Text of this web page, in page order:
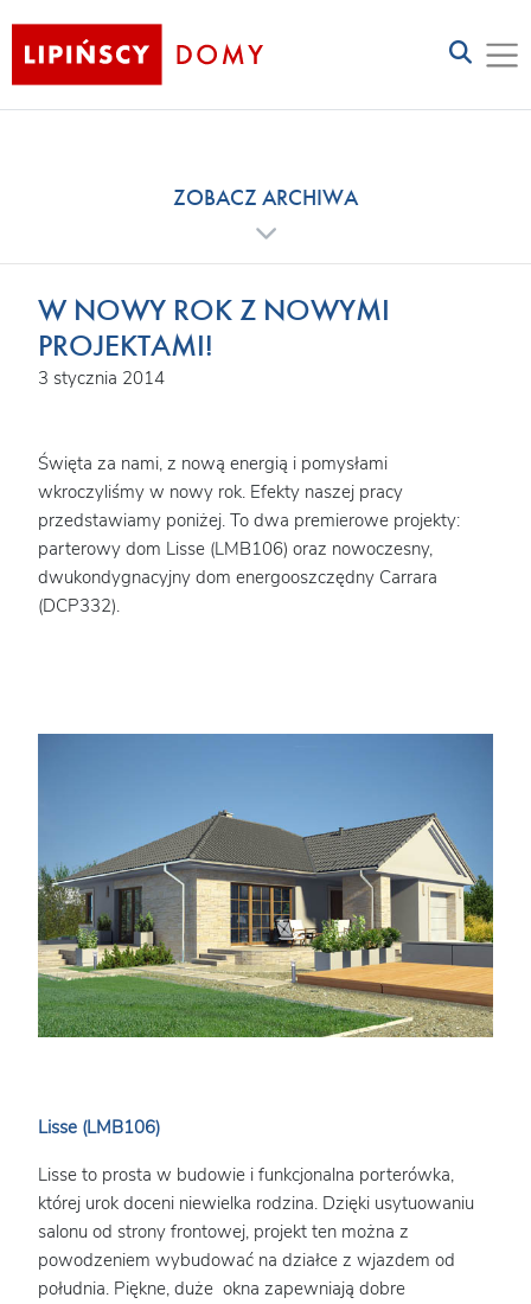
ZOBACZ ARCHIWA
W NOWY ROK Z NOWYMI
PROJEKTAMI!
3 stycznia 2014
Święta za nami, z nową energią i pomysłami
wkroczyliśmy w nowy rok. Efekty naszej pracy
przedstawiamy poniżej. To dwa premierowe projekty:
parterowy dom Lisse (LMB106) oraz nowoczesny,
dwukondygnacyjny dom energooszczędny Carrara
(DCP332).
Lisse (LMB106)
Lisse to prosta w budowie i funkcjonalna porterówka,
której urok doceni niewielka rodzina. Dzięki usytuowaniu
salonu od strony frontowej, projekt ten można z
powodzeniem wybudować na działce z wjazdem od
południa. Piękne, duże okna zapewniają dobre